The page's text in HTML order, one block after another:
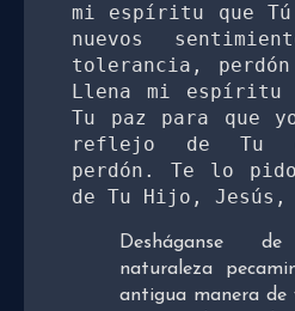
mi espíritu que
nuevos
tolerancia,
Llena mi espíritu
Tu paz para que
reflejo de Tu
perdón. Te lo
de Tu Hijo, Jesús,
Desháganse
naturaleza
antigua manera de